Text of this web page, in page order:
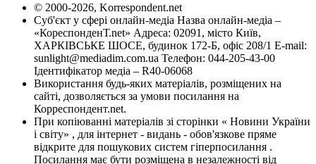
© 2000-2026, Korrespondent.net
Суб'єкт у сфері онлайн-медіа Назва онлайн-медіа –
«КореспонденТ.net» Адреса: 02091, місто Київ,
ХАРКІВСЬКЕ ШОСЕ, будинок 172-Б, офіс 208/1 E-mail:
sunlight@mediadim.com.ua Телефон: 044-205-43-00
Ідентифікатор медіа – R40-06068
Використання будь-яких матеріалів, розміщених на
сайті, дозволяється за умови посилання на
Корреспондент.net.
При копіюванні матеріалів зі сторінки « Новини України
і світу» , для інтернет - видань - обов'язкове пряме
відкрите для пошукових систем гіперпосилання .
Посилання має бути розміщена в незалежності від